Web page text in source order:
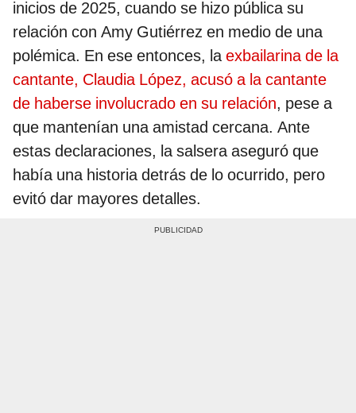
inicios de 2025, cuando se hizo pública su
relación con Amy Gutiérrez en medio de una
polémica. En ese entonces, laexbailarina de la
cantante, Claudia López, acusó a la cantante
de haberse involucrado en su relación, pese a
que mantenían una amistad cercana. Ante
estas declaraciones, la salsera aseguró que
había una historia detrás de lo ocurrido, pero
evitó dar mayores detalles.